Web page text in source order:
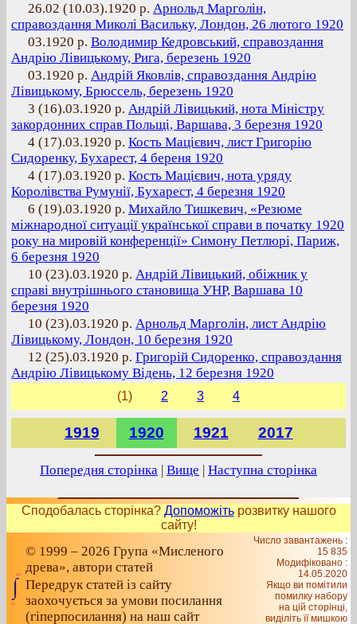
26.02 (10.03).1920 р. Арнольд Марголін,
справоздання Миколі Васильку, Лондон, 26 лютого 1920
03.1920 р. Володимир Кедровський, справоздання
Андрію Лівицькому, Рига, березень 1920
03.1920 р. Андрій Яковлів, справоздання Андрію
Лівицькому, Брюссель, березень 1920
3 (16).03.1920 р. Андрій Лівицький, нота Міністру
закордонних справ Польщі, Варшава, 3 березня 1920
4 (17).03.1920 р. Кость Мацієвич, лист Григорію
Сидоренку, Бухарест, 4 береня 1920
4 (17).03.1920 р. Кость Мацієвич, нота уряду
Королівства Румунії, Бухарест, 4 березня 1920
6 (19).03.1920 р. Михайло Тишкевич, «Резюме
міжнародної ситуації української справи в початку 1920
року на мировій конференції» Симону Петлюрі, Париж,
6 березня 1920
10 (23).03.1920 р. Андрій Лівицький, обіжник у
справі внутрішнього становища УНР, Варшава 10
березня 1920
10 (23).03.1920 р. Арнольд Марголін, лист Андрію
Лівицькому, Лондон, 10 березня 1920
12 (25).03.1920 р. Григорій Сидоренко, справоздання
Андрію Лівицькому Відень, 12 березня 1920
(1) 2 3 4
1919 1920 1921 2017
Попередня сторінка | Вище | Наступна сторінка
Сподобалась сторінка? Допоможітьрозвитку нашого
сайту!
© 1999 – 2026 Група «Мисленого
древа», автори статей
Передрук статей із сайту
заохочується за умови посилання
(гіперпосилання) на наш сайт
Число завантажень :
15 835
Модифіковано :
14.05.2020
Якщо ви помітили
помилку набору
на цiй сторiнцi,
видiлiть її мишкою